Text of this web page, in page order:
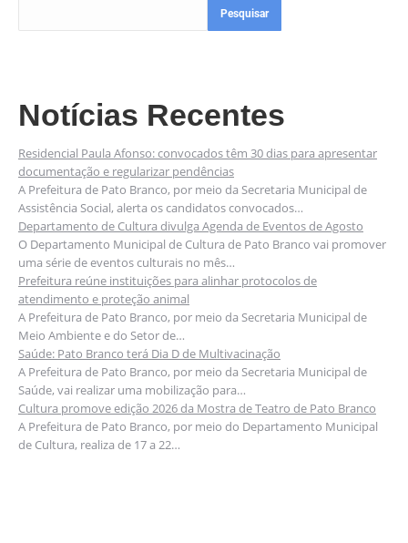
Pesquisar
Notícias Recentes
Residencial Paula Afonso: convocados têm 30 dias para apresentar
documentação e regularizar pendências
A Prefeitura de Pato Branco, por meio da Secretaria Municipal de
Assistência Social, alerta os candidatos convocados…
Departamento de Cultura divulga Agenda de Eventos de Agosto
O Departamento Municipal de Cultura de Pato Branco vai promover
uma série de eventos culturais no mês…
Prefeitura reúne instituições para alinhar protocolos de
atendimento e proteção animal
A Prefeitura de Pato Branco, por meio da Secretaria Municipal de
Meio Ambiente e do Setor de…
Saúde: Pato Branco terá Dia D de Multivacinação
A Prefeitura de Pato Branco, por meio da Secretaria Municipal de
Saúde, vai realizar uma mobilização para…
Cultura promove edição 2026 da Mostra de Teatro de Pato Branco
A Prefeitura de Pato Branco, por meio do Departamento Municipal
de Cultura, realiza de 17 a 22…